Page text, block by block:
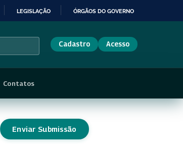
LEGISLAÇÃO ÓRGÃOS DO GOVERNO
Cadastro Acesso
Contatos
Enviar Submissão